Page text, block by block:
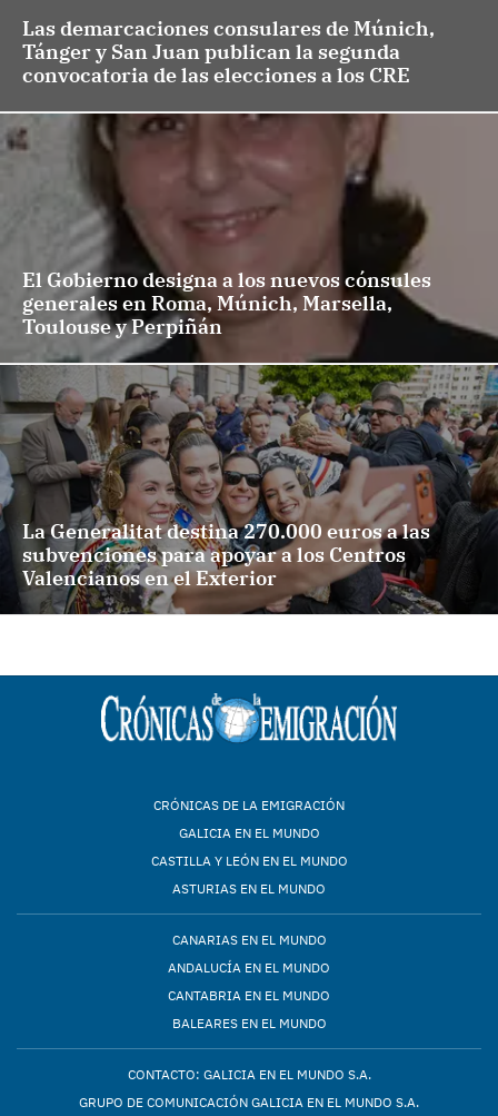
Las demarcaciones consulares de Múnich,
Tánger y San Juan publican la segunda
convocatoria de las elecciones a los CRE
El Gobierno designa a los nuevos cónsules
generales en Roma, Múnich, Marsella,
Toulouse y Perpiñán
La Generalitat destina 270.000 euros a las
subvenciones para apoyar a los Centros
Valencianos en el Exterior
CRÓNICAS DE LA EMIGRACIÓN
GALICIA EN EL MUNDO
CASTILLA Y LEÓN EN EL MUNDO
ASTURIAS EN EL MUNDO
CANARIAS EN EL MUNDO
ANDALUCÍA EN EL MUNDO
CANTABRIA EN EL MUNDO
BALEARES EN EL MUNDO
CONTACTO: GALICIA EN EL MUNDO S.A.
GRUPO DE COMUNICACIÓN GALICIA EN EL MUNDO S.A.